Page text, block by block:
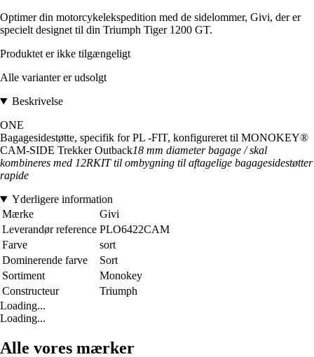
Optimer din motorcykelekspedition med de sidelommer, Givi, der er
specielt designet til din Triumph Tiger 1200 GT.
Produktet er ikke tilgængeligt
Alle varianter er udsolgt
Beskrivelse
ONE
Bagagesidestøtte, specifik for PL -FIT, konfigureret til MONOKEY®
CAM-SIDE Trekker Outback18 mm diameter bagage / skal
kombineres med 12RKIT til ombygning til aftagelige bagagesidestøtter
rapide
Yderligere information
Mærke
Givi
Leverandør reference PLO6422CAM
Farve
sort
Dominerende farve
Sort
Sortiment
Monokey
Constructeur
Triumph
Loading...
Loading...
Alle vores mærker